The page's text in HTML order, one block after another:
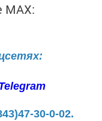
MАХ:
30-0-02.